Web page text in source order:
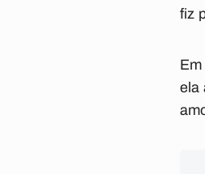
fiz
ela